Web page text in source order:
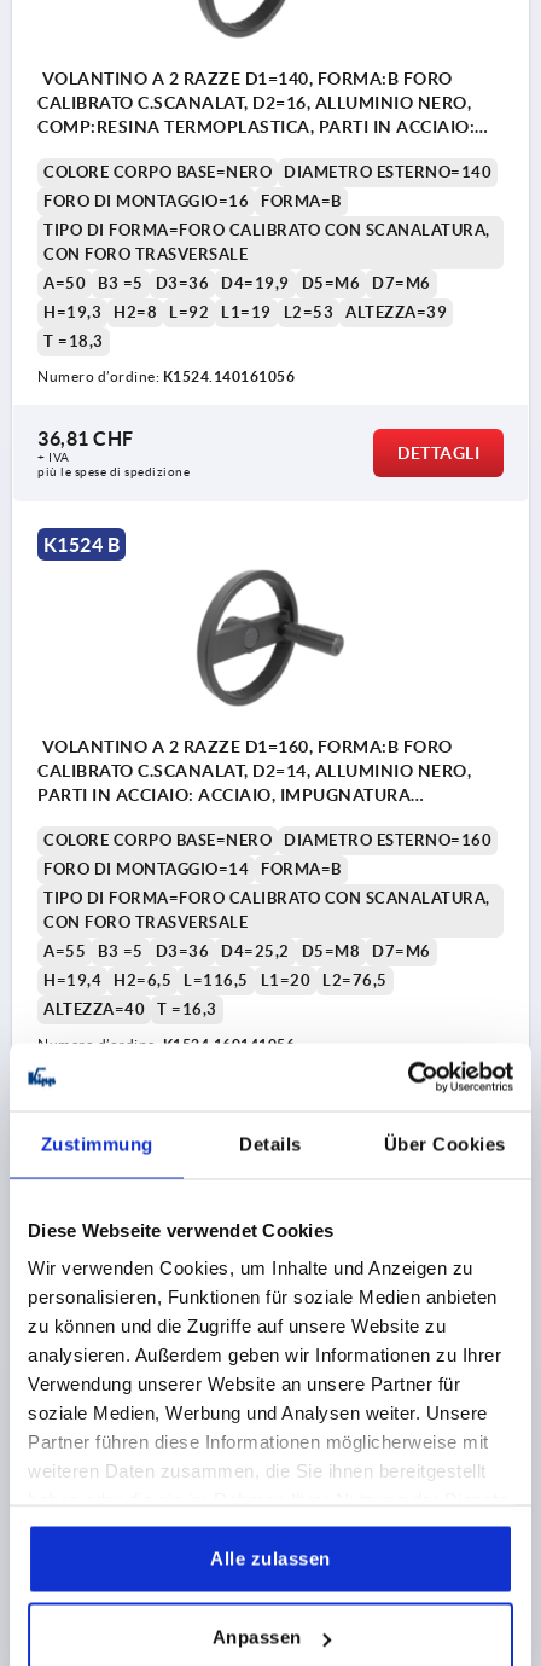
Zustimmung Details Über Cookies
Diese Webseite verwendet Cookies
Wir verwenden Cookies, um Inhalte und Anzeigen zu
personalisieren, Funktionen für soziale Medien anbieten
zu können und die Zugriffe auf unsere Website zu
analysieren. Außerdem geben wir Informationen zu Ihrer
Verwendung unserer Website an unsere Partner für
soziale Medien, Werbung und Analysen weiter. Unsere
Partner führen diese Informationen möglicherweise mit
weiteren Daten zusammen, die Sie ihnen bereitgestellt
gesammelt haben.
Alle zulassen
Anpassen
VOLANTINO A 2 RAZZE D1=140, FORMA:B FORO
CALIBRATO C.SCANALAT, D2=16, ALLUMINIO NERO,
COMP:RESINA TERMOPLASTICA, PARTI IN ACCIAIO:
COLORE CORPO BASE=NERO
DIAMETRO ESTERNO=140
FORO DI MONTAGGIO=16
FORMA=B
TIPO DI FORMA=FORO CALIBRATO CON SCANALATURA,
CON FORO TRASVERSALE
A=50
B3 =5 D3=36 D4=19,9 D5=M6
D7=M6
H=19,3
H2=8 L=92 L1=19 L2=53
ALTEZZA=39
T =18,3
Numero d’ordine: K1524.140161056
36,81 CHF
+ IVA
più le spese di spedizione
DETTAGLI
K1524 B
VOLANTINO A 2 RAZZE D1=160, FORMA:B FORO
CALIBRATO C.SCANALAT, D2=14, ALLUMINIO NERO,
PARTI IN ACCIAIO: ACCIAIO, IMPUGNATURA
COLORE CORPO BASE=NERO
DIAMETRO ESTERNO=160
FORO DI MONTAGGIO=14
FORMA=B
TIPO DI FORMA=FORO CALIBRATO CON SCANALATURA,
CON FORO TRASVERSALE
A=55
B3 =5 D3=36 D4=25,2 D5=M8
D7=M6
H=19,4
H2=6,5 L=116,5 L1=20
L2=76,5
ALTEZZA=40
T =16,3
Numero d’ordine: K1524.160141056
più le spese di spedizione
VOLANTINO A 2 RAZZE D1=160, FORMA:B FORO
CALIBRATO C.SCANALAT, D2=16, ALLUMINIO NERO,
PARTI IN ACCIAIO: ACCIAIO, IMPUGNATURA
TIPO DI FORMA=FORO CALIBRATO CON SCANALATURA,
CON FORO TRASVERSALE
L=116,5 L1=20 L2=76,5